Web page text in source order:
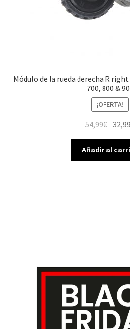
Módulo de la rueda derecha R
700, 800 &
¡OFERTA!
54,99€ El
precio
era:
Añadir al